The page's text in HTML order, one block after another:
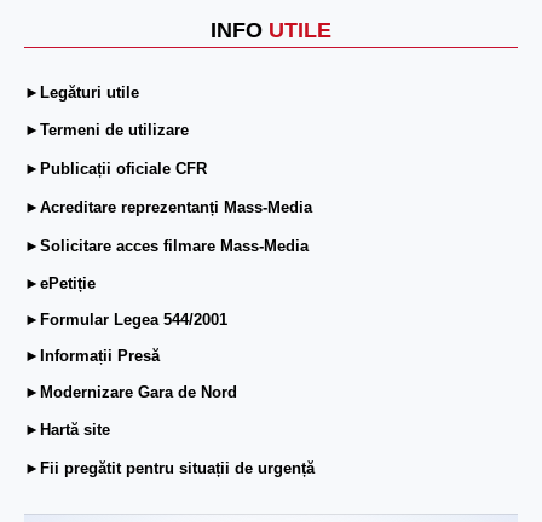
INFO UTILE
►Legături utile
►Termeni de utilizare
►Publicații oficiale CFR
►Acreditare reprezentanți Mass-Media
►Solicitare acces filmare Mass-Media
►ePetiție
►Formular Legea 544/2001
►Informații Presă
►Modernizare Gara de Nord
►Hartă site
►Fii pregătit pentru situații de urgență